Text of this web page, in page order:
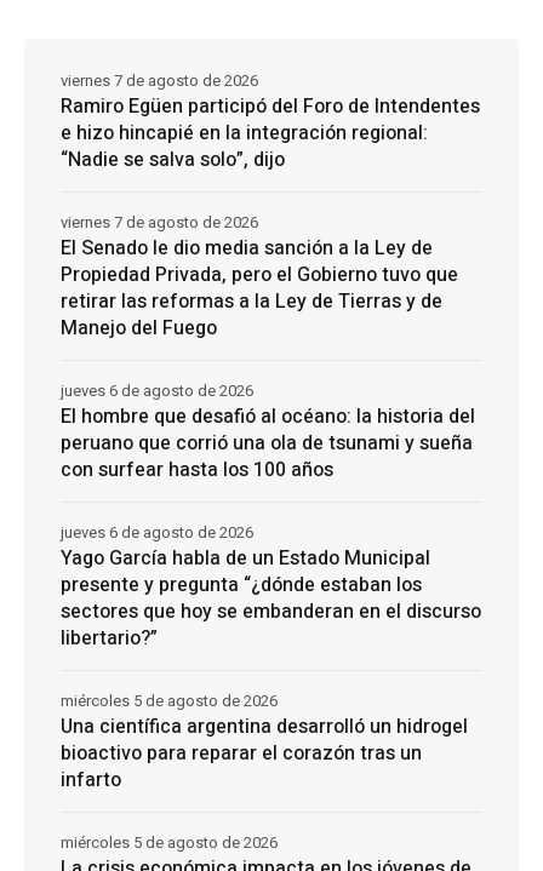
Ramiro Egüen participó del Foro de Intendentes
e hizo hincapié en la integración regional:
“Nadie se salva solo”, dijo
viernes 7 de agosto de 2026
El Senado le dio media sanción a la Ley de
Propiedad Privada, pero el Gobierno tuvo que
retirar las reformas a la Ley de Tierras y de
Manejo del Fuego
viernes 7 de agosto de 2026
El hombre que desafió al océano: la historia del
peruano que corrió una ola de tsunami y sueña
con surfear hasta los 100 años
jueves 6 de agosto de 2026
Yago García habla de un Estado Municipal
presente y pregunta “¿dónde estaban los
sectores que hoy se embanderan en el discurso
libertario?”
jueves 6 de agosto de 2026
Una científica argentina desarrolló un hidrogel
bioactivo para reparar el corazón tras un
infarto
miércoles 5 de agosto de 2026
miércoles 5 de agosto de 2026